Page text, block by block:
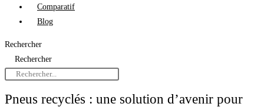
Comparatif
Blog
Rechercher
Rechercher
Pneus recyclés : une solution d’avenir pour